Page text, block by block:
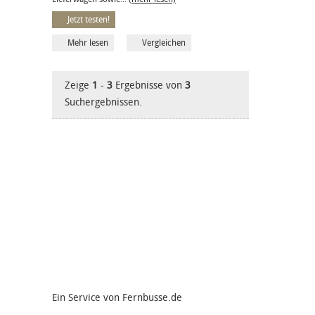
Jetzt testen!
Mehr lesen Vergleichen
Zeige 1 - 3 Ergebnisse von 3
Suchergebnissen.
Ein Service von Fernbusse.de